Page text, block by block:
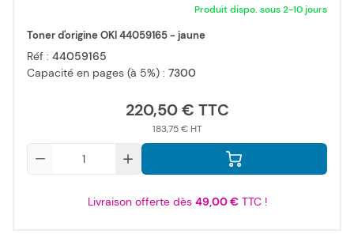
Produit dispo. sous 2-10 jours
Toner d'origine OKI 44059165 - jaune
Réf : 44059165
Capacité en pages (à 5%) : 7300
220,50 €
183,75 €
Livraison offerte dès 49,00 €TTC !